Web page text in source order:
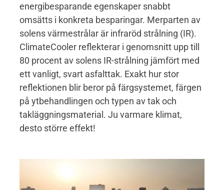
energibesparande egenskaper snabbt
omsätts i konkreta besparingar. Merparten av
solens värmestrålar är infraröd strålning (IR).
ClimateCooler reflekterar i genomsnitt upp till
80 procent av solens IR-strålning jämfört med
ett vanligt, svart asfalttak. Exakt hur stor
reflektionen blir beror på färgsystemet, färgen
på ytbehandlingen och typen av tak och
takläggningsmaterial. Ju varmare klimat,
desto större effekt!